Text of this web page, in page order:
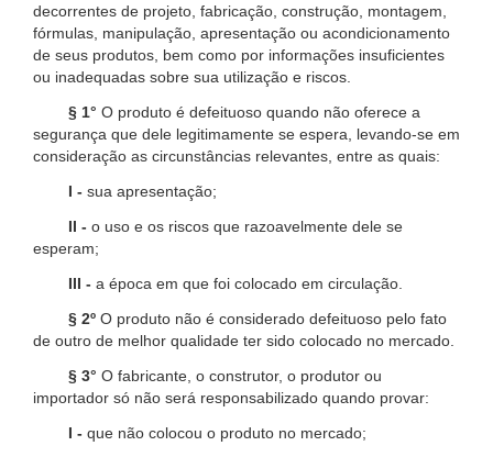
decorrentes de projeto, fabricação, construção, montagem,
fórmulas, manipulação, apresentação ou acondicionamento
de seus produtos, bem como por informações insuficientes
ou inadequadas sobre sua utilização e riscos.
§ 1° O produto é defeituoso quando não oferece a
segurança que dele legitimamente se espera, levando-se em
consideração as circunstâncias relevantes, entre as quais:
I - sua apresentação;
II - o uso e os riscos que razoavelmente dele se
esperam;
III - a época em que foi colocado em circulação.
§ 2º O produto não é considerado defeituoso pelo fato
de outro de melhor qualidade ter sido colocado no mercado.
§ 3° O fabricante, o construtor, o produtor ou
importador só não será responsabilizado quando provar:
I - que não colocou o produto no mercado;